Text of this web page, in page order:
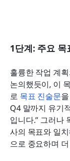
1단계: 주요 목
훌륭한 작업 계
논의했듯이, 이
로 목표 진술문
Q4 말까지 유기
입니다.” 그러나
사의 목표와 일
으로 중요하며